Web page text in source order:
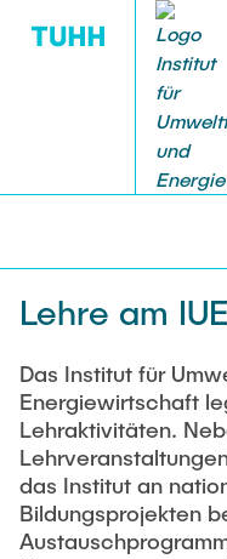
HOME
b3 - Gruppe
Ausstattung
Technikum
Labor
Software
PROJEKTE
LEHRE
Klausurtermine
Praktikantenamt
Downloads (TUHH-
Austausch
MITARBEITENDE
Lehrbeauftragte
Gastdozentinnen
Ringvorlesung:
Energien (WS 24/
Online Lecture:
and Hydrogen
Webinar Series:
IUE >LEHRE
Lehre am IUE
Das Institut für
Energiewirtschaft
Lehraktivitäten.
das Institut an
Bildungsprojekten